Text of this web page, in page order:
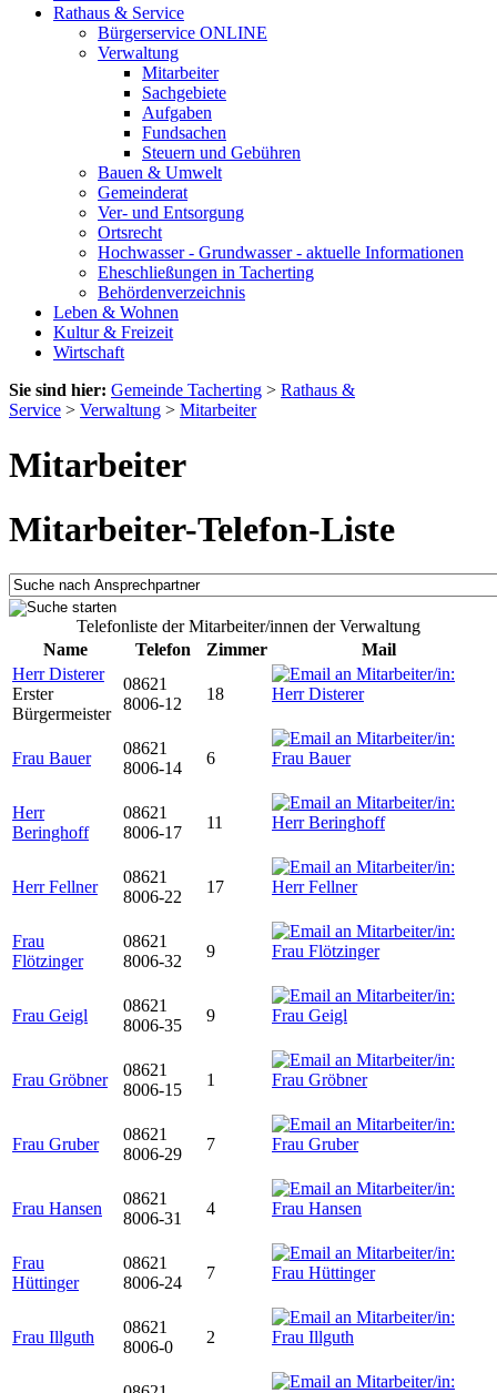
Rathaus & Service
Bürgerservice ONLINE
Verwaltung
Mitarbeiter
Sachgebiete
Aufgaben
Fundsachen
Steuern und Gebühren
Bauen & Umwelt
Gemeinderat
Ver- und Entsorgung
Ortsrecht
Hochwasser - Grundwasser - aktuelle Informationen
Eheschließungen in Tacherting
Behördenverzeichnis
Leben & Wohnen
Kultur & Freizeit
Wirtschaft
Sie sind hier: Gemeinde Tacherting > Rathaus &
Service > Verwaltung > Mitarbeiter
Mitarbeiter
Mitarbeiter-Telefon-Liste
Telefonliste der Mitarbeiter/innen der Verwaltung
Name
Telefon Zimmer
Mail
Herr Disterer
Erster
Bürgermeister
08621
8006-12
18
Frau Bauer
08621
8006-14
6
Herr
Beringhoff
08621
8006-17
11
Herr Fellner
08621
8006-22
17
Frau
Flötzinger
08621
8006-32
9
Frau Geigl
08621
8006-35
9
Frau Gröbner
08621
8006-15
1
Frau Gruber
08621
8006-29
7
Frau Hansen
08621
8006-31
4
Frau
Hüttinger
08621
8006-24
7
Frau Illguth
08621
8006-0
2